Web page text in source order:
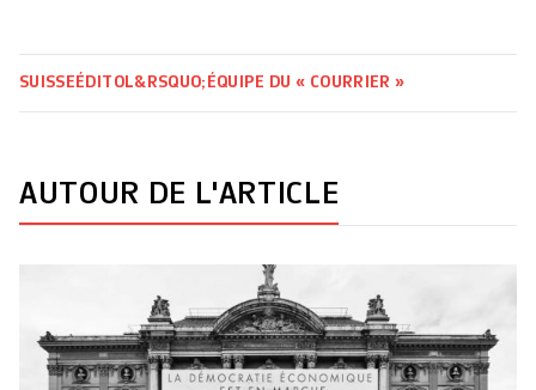
SUISSE ÉDITOL&RSQUO;ÉQUIPE DU « COURRIER »
AUTOUR DE L'ARTICLE